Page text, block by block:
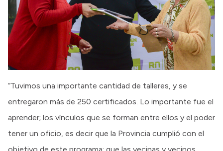
“Tuvimos una importante cantidad de talleres, y se
entregaron más de 250 certificados. Lo importante fue el
aprender; los vínculos que se forman entre ellos y el poder
tener un oficio, es decir que la Provincia cumplió con el